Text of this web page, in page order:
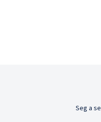
Seg a